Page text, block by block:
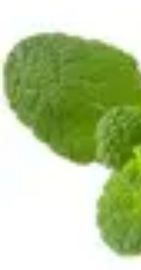
TechniquesSanté et Nutrition
Guide Fruits de Mer